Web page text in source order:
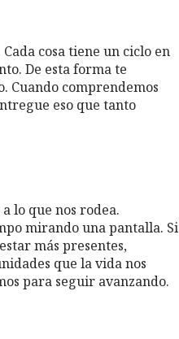
cosa tiene un ciclo en
De esta forma te
Cuando comprendemos
eso que tanto
lo que nos rodea.
mirando una pantalla. Si
más presentes,
que la vida nos
para seguir avanzando.